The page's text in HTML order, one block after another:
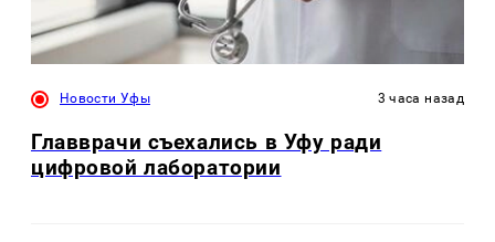
Новости Уфы 3 часа назад
Главврачи съехались в Уфу ради
цифровой лаборатории